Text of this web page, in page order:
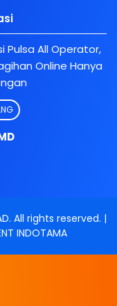
Pulsa All Operator,
Online Hanya
. All rights reserved. |
INDOTAMA